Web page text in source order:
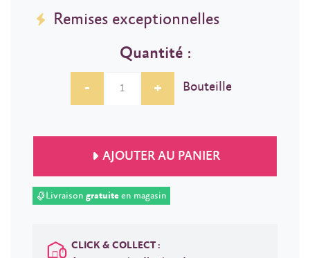
Remises exceptionnelles
Quantité :
-
+ Bouteille
AJOUTER AU PANIER
Livraison gratuiteen magasin
CLICK & COLLECT :